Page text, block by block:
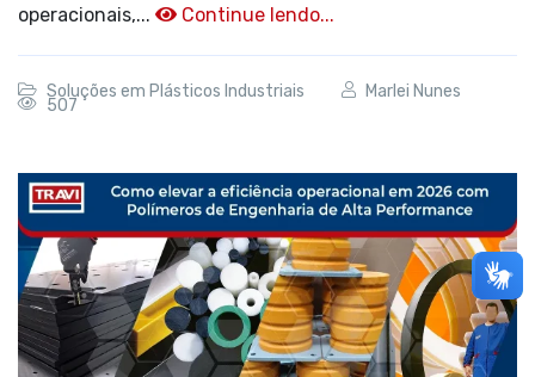
operacionais,...
Continue lendo...
Soluções em Plásticos Industriais Marlei Nunes
507